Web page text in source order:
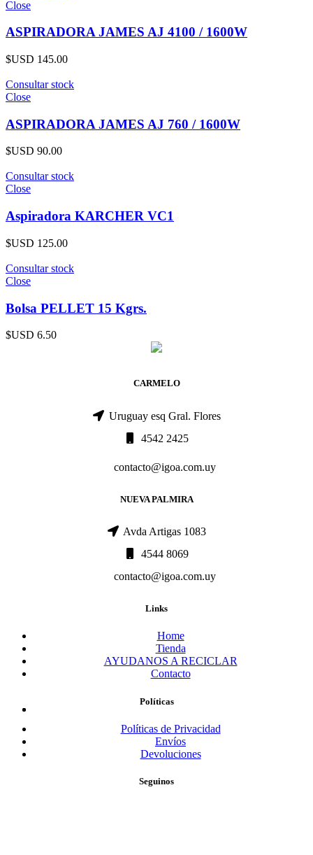
Close
ASPIRADORA JAMES AJ 4100 / 1600W
$USD 145.00
Consultar stock
Close
ASPIRADORA JAMES AJ 760 / 1600W
$USD 90.00
Consultar stock
Close
Aspiradora KARCHER VC1
$USD 125.00
Consultar stock
Close
Bolsa PELLET 15 Kgrs.
$USD 6.50
CARMELO
Uruguay esq Gral. Flores
4542 2425
contacto@igoa.com.uy
NUEVA PALMIRA
Avda Artigas 1083
4544 8069
contacto@igoa.com.uy
Links
Home
Tienda
AYUDANOS A RECICLAR
Contacto
Políticas
Políticas de Privacidad
Envíos
Devoluciones
Seguinos